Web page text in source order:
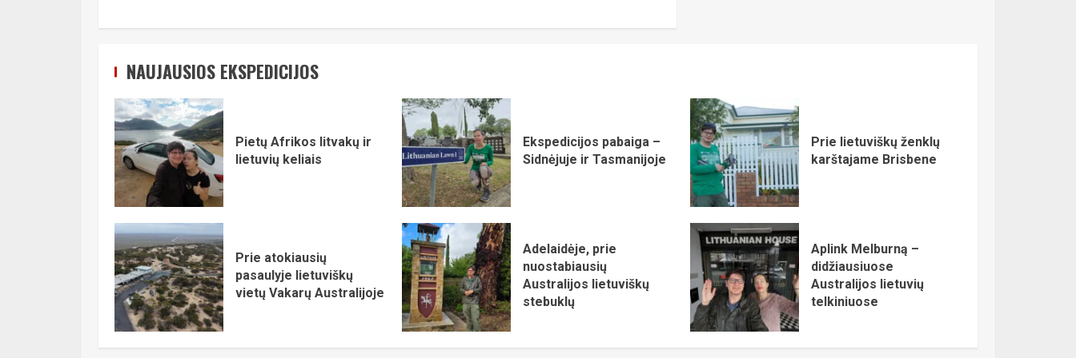
NAUJAUSIOS EKSPEDICIJOS
Pietų Afrikos litvakų ir
lietuvių keliais
Ekspedicijos pabaiga –
Sidnėjuje ir Tasmanijoje
Prie lietuviškų ženklų
karštajame Brisbene
Prie atokiausių
pasaulyje lietuviškų
vietų Vakarų Australijoje
Adelaidėje, prie
nuostabiausių
Australijos lietuviškų
stebuklų
Aplink Melburną –
didžiausiuose
Australijos lietuvių
telkiniuose